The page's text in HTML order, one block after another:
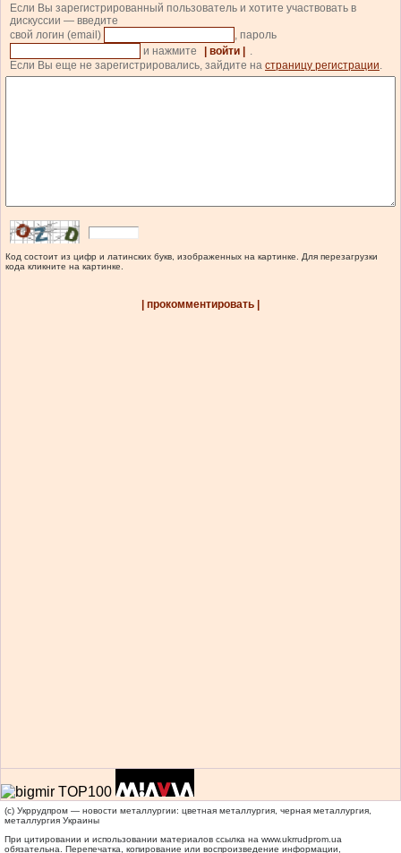
Если Вы зарегистрированный пользователь и хотите участвовать в
дискуссии — введите
свой логин (email)
, пароль
и нажмите
| войти | .
Если Вы еще не зарегистрировались, зайдите на страницу регистрации.
Код состоит из цифр и латинских букв, изображенных на картинке. Для перезагрузки
кода кликните на картинке.
| прокомментировать |
(c) Укррудпром — новости металлургии: цветная металлургия, черная металлургия,
металлургия Украины
При цитировании и использовании материалов ссылка на www.ukrrudprom.ua
обязательна. Перепечатка, копирование или воспроизведение информации,